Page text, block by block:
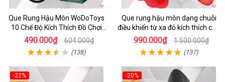
Que Rung Hậu Môn WoDoToys
10 Chế Độ Kích Thích Đồ Chơi
Gay
490.000₫ 604.000₫
(138)
Que rung hậu môn dạng chuỗi
điều khiển từ xa đỏ kích thích cực
mạnh
990.000₫ 1.500.000₫
(137)
-22%
-20%